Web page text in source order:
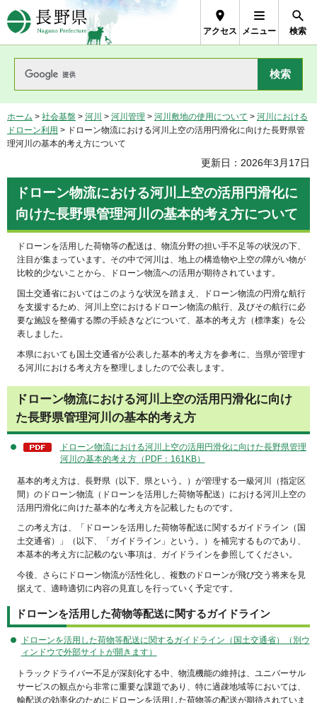
長野県Nagano Prefecture
アクセス メニュー 検索
ホーム > 社会基盤 > 河川 > 河川管理 > 河川敷地の使用について > 河川における
ドローン利用 > ドローン物流における河川上空の活用円滑化に向けた長野県管
理河川の基本的考え方について
更新日：2026年3月17日
ドローン物流における河川上空の活用円滑化に
向けた長野県管理河川の基本的考え方について
ドローンを活用した荷物等の配送は、物流分野の担い手不足等の状況の下、
注目が集まっています。その中で河川は、地上の構造物や上空の障がい物が
比較的少ないことから、ドローン物流への活用が期待されています。
国土交通省においてはこのような状況を踏まえ、ドローン物流の円滑な航行
を支援するため、河川上空におけるドローン物流の航行、及びその航行に必
要な施設を整備する際の手続きなどについて、基本的考え方（標準案）を公
表しました。
本県においても国土交通省が公表した基本的考え方を参考に、当県が管理す
る河川における考え方を整理しましたので公表します。
ドローン物流における河川上空の活用円滑化に向け
た長野県管理河川の基本的考え方
ドローン物流における河川上空の活用円滑化に向けた長野県管理
河川の基本的考え方（PDF：161KB）
基本的考え方は、長野県（以下、県という。）が管理する一級河川（指定区
間）のドローン物流（ドローンを活用した荷物等配送）における河川上空の
活用円滑化に向けた基本的な考え方を記載したものです。
この考え方は、「ドローンを活用した荷物等配送に関するガイドライン（国
土交通省）」（以下、「ガイドライン」という。）を補完するものであり、
本基本的考え方に記載のない事項は、ガイドラインを参照してください。
今後、さらにドローン物流が活性化し、複数のドローンが飛び交う将来を見
据えて、適時適切に内容の見直しを行っていく予定です。
ドローンを活用した荷物等配送に関するガイドライン
ドローンを活用した荷物等配送に関するガイドライン（国土交通省）（別ウ
ィンドウで外部サイトが開きます）
トラックドライバー不足が深刻化する中、物流機能の維持は、ユニバーサル
サービスの観点から非常に重要な課題であり、特に過疎地域等においては、
輸配送の効率化のためにドローンを活用した荷物等の配送が期待されていま